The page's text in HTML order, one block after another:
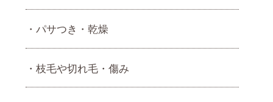
パサつき・乾燥
枝毛や切れ毛・傷み